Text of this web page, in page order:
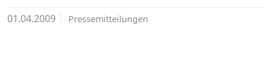
01.04.2009 Pressemitteilungen